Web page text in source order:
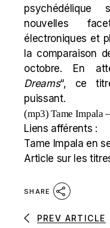
nouvelles
électroniques et
la comparaison
octobre. En
Dreams“, ce
puissant.
(mp3)Tame Impala
Liens afférents :
Tame Impala en
Article sur les
SHARE
PREV ARTICLE